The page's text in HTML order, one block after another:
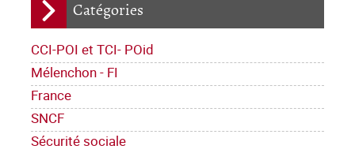
Catégories
CCI-POI et TCI- POid
Mélenchon - FI
France
SNCF
Sécurité sociale